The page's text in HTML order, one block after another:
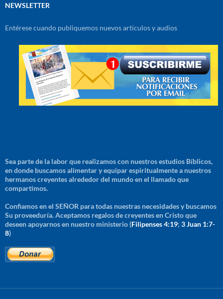
NEWSLETTER
Entérese cuando publiquemos nuevos artículos y audios
Sea parte de la labor que realizamos con nuestros estudios Bíblicos,
en donde buscamos alimentar y equipar espiritualmente a nuestros
hermanos creyentes alrededor del mundo en el llamado que
compartimos.
Confiamos en el SEÑOR para todas nuestras necesidades y buscamos
Su proveeduría. Aceptamos regalos de creyentes en Cristo que
deseen apoyarnos en nuestro ministerio (Filipenses 4:19; 3 Juan 1:7-
8)